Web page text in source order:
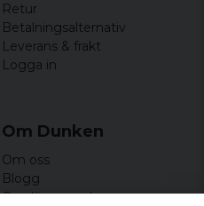
Retur
Betalningsalternativ
Leverans & frakt
Logga in
Om Dunken
Om oss
Blogg
Omdömen och